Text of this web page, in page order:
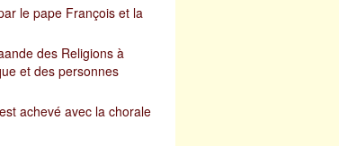
le pape François et la
des Religions à
et des personnes
achevé avec la chorale